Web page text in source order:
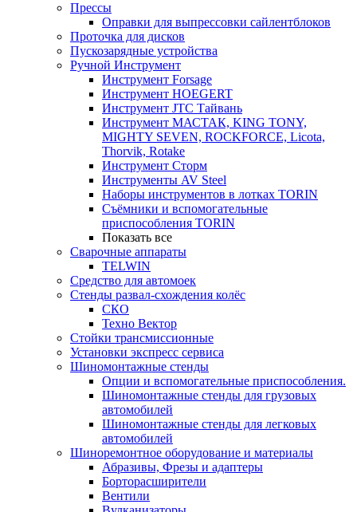
Прессы
Оправки для выпрессовки сайлентблоков
Проточка для дисков
Пускозарядные устройства
Ручной Инструмент
Инструмент Forsage
Инструмент HOEGERT
Инструмент JTC Тайвань
Инструмент МАСТАК, KING TONY,
MIGHTY SEVEN, ROCKFORCE, Licota,
Thorvik, Rotake
Инструмент Сторм
Инструменты AV Steel
Наборы инструментов в лотках TORIN
Съёмники и вспомогательные
приспособления TORIN
Показать все
Сварочные аппараты
TELWIN
Средство для автомоек
Стенды развал-схождения колёс
СКО
Техно Вектор
Стойки трансмиссионные
Установки экспресс сервиса
Шиномонтажные стенды
Опции и вспомогательные приспособления.
Шиномонтажные стенды для грузовых
автомобилей
Шиномонтажные стенды для легковых
автомобилей
Шиноремонтное оборудование и материалы
Абразивы, Фрезы и адаптеры
Борторасширители
Вентили